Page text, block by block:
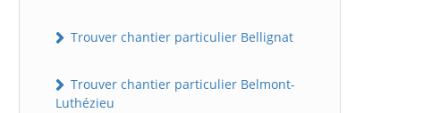
Trouver chantier particulier Bellignat
Trouver chantier particulier Belmont-
Luthézieu